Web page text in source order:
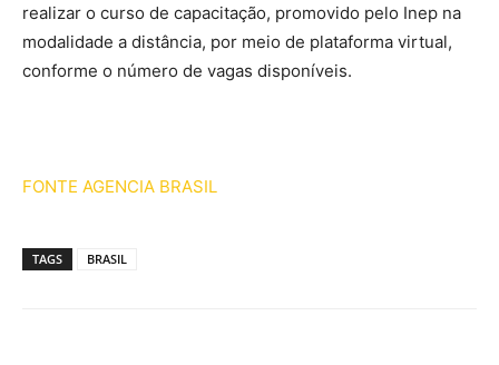
realizar o curso de capacitação, promovido pelo Inep na
modalidade a distância, por meio de plataforma virtual,
conforme o número de vagas disponíveis.
FONTE AGENCIA BRASIL
TAGS BRASIL